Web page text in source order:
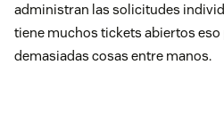
administran las solicitudes
tiene muchos tickets abiertos
demasiadas cosas entre manos.